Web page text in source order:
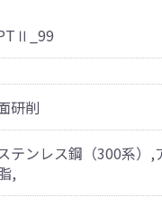
研削
テンレス鋼（300系）,
,